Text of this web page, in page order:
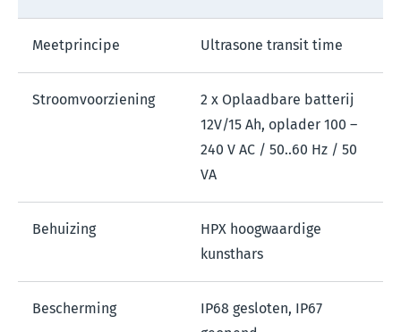
Meetprincipe Ultrasone transit time
Stroomvoorziening
2 x Oplaadbare batterij
12V/15 Ah, oplader 100 –
240 V AC / 50..60 Hz / 50
VA
Behuizing
HPX hoogwaardige
kunsthars
Bescherming
IP68 gesloten, IP67